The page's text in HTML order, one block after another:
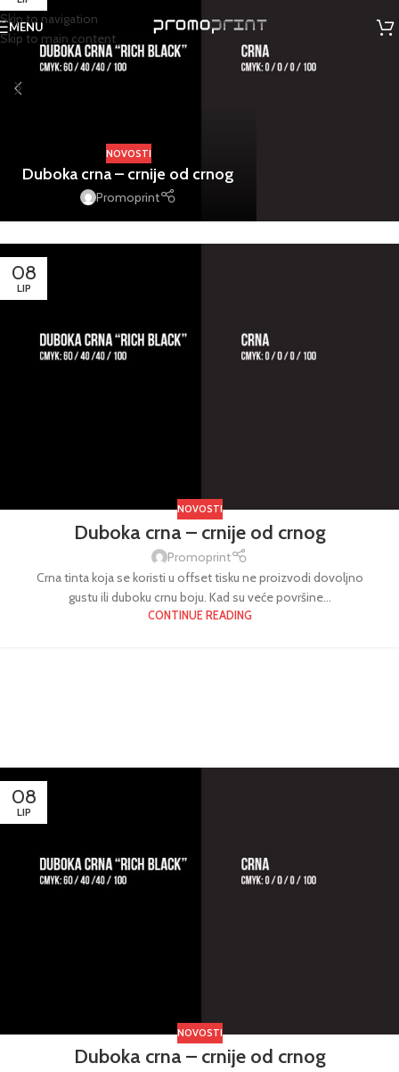
Skip to navigation
Skip to main content
MENU
NOVOSTI
Duboka crna – crnije od crnog
Promoprint
08
LIP
NOVOSTI
Duboka crna – crnije od crnog
Promoprint
Crna tinta koja se koristi u offset tisku ne proizvodi dovoljno
gustu ili duboku crnu boju. Kad su veće površine...
CONTINUE READING
Small apartment decoration
Studio furniture ideas
08
LIP
NOVOSTI
Duboka crna – crnije od crnog